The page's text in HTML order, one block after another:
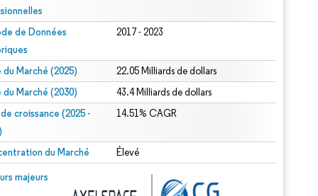
de Données
2017 - 2023
du Marché (2025) 22.05 Milliards de dollars
du Marché (2030) 43.4 Milliards de dollars
croissance (2025 -
14.51% CAGR
du Marché Élevé
majeurs
© Mordor Intelligence. La réutilisation nécessite une attribution sous CC BY 4.0.
sous CC BY 4.0.